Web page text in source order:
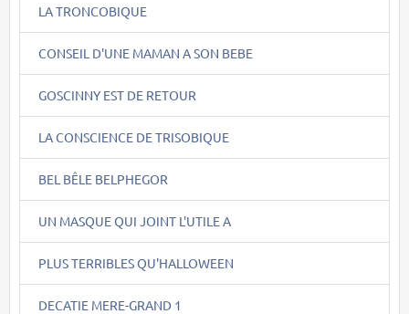
LA TRONCOBIQUE
CONSEIL D'UNE MAMAN A SON BEBE
GOSCINNY EST DE RETOUR
LA CONSCIENCE DE TRISOBIQUE
BEL BÊLE BELPHEGOR
UN MASQUE QUI JOINT L'UTILE A
PLUS TERRIBLES QU'HALLOWEEN
DECATIE MERE-GRAND 1